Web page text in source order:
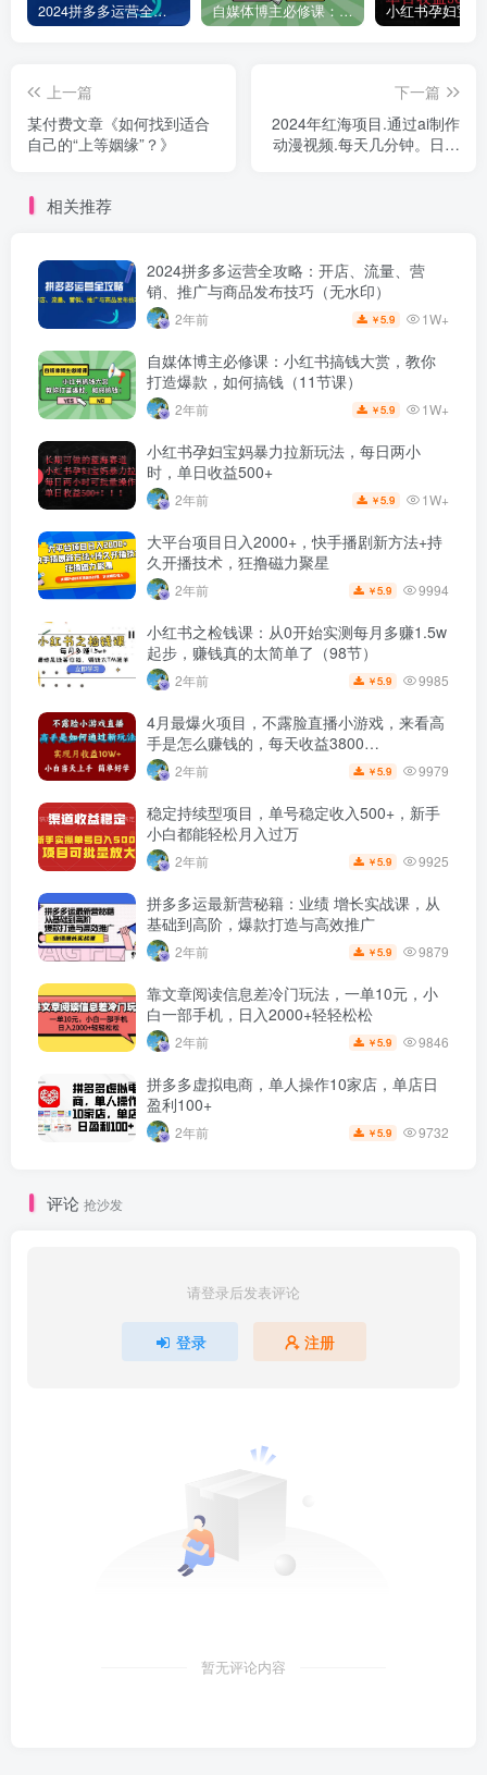
2024拼多多运营全攻略：开店、流量、营销、推广与商品发布技巧（无水印） 自媒体博主必修课：小红书搞钱大赏，教你打造爆款，如何搞钱（11节课）
上一篇
某付费文章《如何找到适合
自己的“上等姻缘”？》
下一篇
2024年红海项目.通过ai制作
动漫视频.每天几分钟。日入
相关推荐
2024拼多多运营全攻略：开店、流量、营
销、推广与商品发布技巧（无水印）
2年前 ￥5.9 1W+
自媒体博主必修课：小红书搞钱大赏，教你
打造爆款，如何搞钱（11节课）
2年前 ￥5.9 1W+
小红书孕妇宝妈暴力拉新玩法，每日两小
时，单日收益500+
2年前 ￥5.9 1W+
大平台项目日入2000+，快手播剧新方法+持
久开播技术，狂撸磁力聚星
2年前 ￥5.9 9994
小红书之检钱课：从0开始实测每月多赚1.5w
起步，赚钱真的太简单了（98节）
2年前 ￥5.9 9985
4月最爆火项目，不露脸直播小游戏，来看高
手是怎么赚钱的，每天收益3800…
2年前 ￥5.9 9979
稳定持续型项目，单号稳定收入500+，新手
小白都能轻松月入过万
2年前 ￥5.9 9925
拼多多运最新营秘籍：业绩 增长实战课，从
基础到高阶，爆款打造与高效推广
2年前 ￥5.9 9879
靠文章阅读信息差冷门玩法，一单10元，小
白一部手机，日入2000+轻轻松松
2年前 ￥5.9 9846
拼多多虚拟电商，单人操作10家店，单店日
盈利100+
2年前 ￥5.9 9732
评论 抢沙发
请登录后发表评论
登录 注册
暂无评论内容